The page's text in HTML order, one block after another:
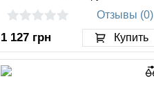
Отзывы (0)
1 127 грн Купить